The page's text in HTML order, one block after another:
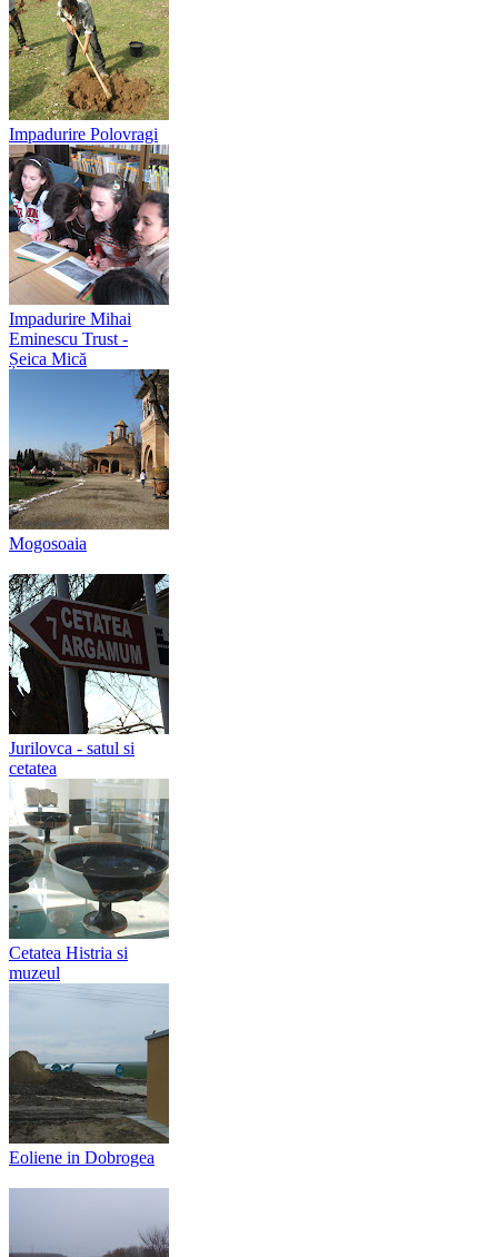
Impadurire Polovragi
Impadurire Mihai
Eminescu Trust -
Șeica Mică
Mogosoaia
Jurilovca - satul si
cetatea
Cetatea Histria si
muzeul
Eoliene in Dobrogea